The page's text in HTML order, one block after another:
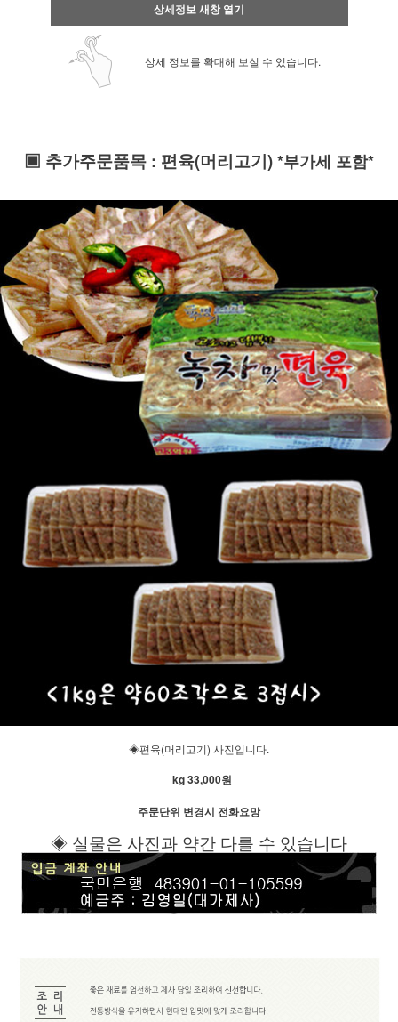
상세정보 새창 열기
상세 정보를 확대해 보실 수 있습니다.
▣ 추가주문품목 : 편육(머리고기)*부가세 포함*
◈편육(머리고기) 사진입니다.
kg 33,000원
주문단위 변경시 전화요망
◈ 실물은 사진과 약간 다를 수 있습니다